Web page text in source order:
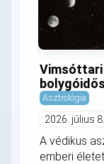
Vimsóttari
Asztrológia
2026. július 8.
A védikus
emberi